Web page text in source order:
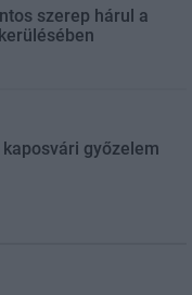
szerep hárul a
győzelem